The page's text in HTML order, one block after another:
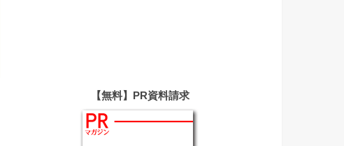
【無料】PR資料請求